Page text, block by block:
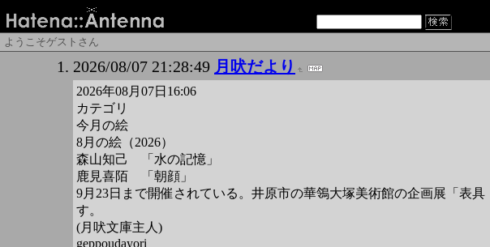
ようこそゲストさん
2026/08/07 21:28:49 月吠だより
2026年08月07日16:06
カテゴリ
今月の絵
8月の絵（2026）
森山知己 「水の記憶」
鹿見喜陌 「朝顔」
9月23日まで開催されている。井原市の華鴒大塚美術館の企画展「表
す。
(月吠文庫主人)
geppoudayori